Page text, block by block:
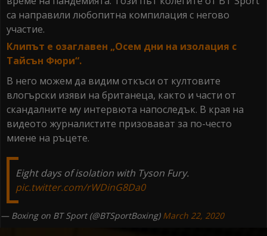
са направили любопитна компилация с негово
участие.
Клипът е озаглавен „Осем дни на изолация с
Тайсън Фюри“.
В него можем да видим откъси от култовите
влогърски изяви на британеца, както и части от
скандалните му интервюта напоследък. В края на
видеото журналистите призовават за по-често
миене на ръцете.
Eight days of isolation with Tyson Fury.
pic.twitter.com/rWDinG8Da0
— Boxing on BT Sport (@BTSportBoxing) March 22, 2020